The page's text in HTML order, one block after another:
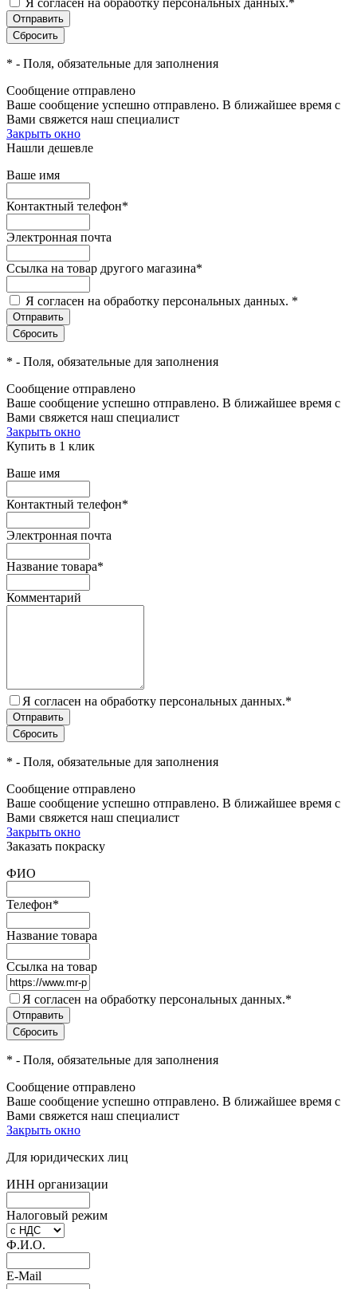
Я согласен на обработку персональных данных.*
* - Поля, обязательные для заполнения
Сообщение отправлено
Ваше сообщение успешно отправлено. В ближайшее время с
Вами свяжется наш специалист
Закрыть окно
Нашли дешевле
Ваше имя
Контактный телефон*
Электронная почта
Ссылка на товар другого магазина*
Я согласен на обработку персональных данных. *
* - Поля, обязательные для заполнения
Сообщение отправлено
Ваше сообщение успешно отправлено. В ближайшее время с
Вами свяжется наш специалист
Закрыть окно
Купить в 1 клик
Ваше имя
Контактный телефон*
Электронная почта
Название товара*
Комментарий
Я согласен на обработку персональных данных.*
* - Поля, обязательные для заполнения
Сообщение отправлено
Ваше сообщение успешно отправлено. В ближайшее время с
Вами свяжется наш специалист
Закрыть окно
Заказать покраску
ФИО
Телефон*
Название товара
Ссылка на товар
Я согласен на обработку персональных данных.*
* - Поля, обязательные для заполнения
Сообщение отправлено
Ваше сообщение успешно отправлено. В ближайшее время с
Вами свяжется наш специалист
Закрыть окно
Для юридических лиц
ИНН организации
Налоговый режим
Ф.И.О.
E-Mail